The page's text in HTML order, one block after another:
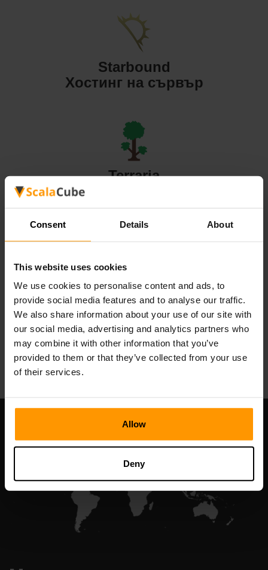
Consent Details About
This website uses cookies
We use cookies to personalise content and ads, to
provide social media features and to analyse our traffic.
We also share information about your use of our site with
our social media, advertising and analytics partners who
may combine it with other information that you’ve
provided to them or that they’ve collected from your use
of their services.
Allow
Deny
Starbound
Хостинг на сървър
Terraria
Хостинг на сървър
Valheim
Хостинг на сървър
All Games